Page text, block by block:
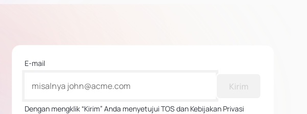
E-mail
Kirim
Dengan mengklik “Kirim” Anda menyetujui TOS dan Kebijakan Privasi